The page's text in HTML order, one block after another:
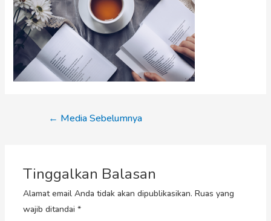
← Media Sebelumnya
Tinggalkan Balasan
Alamat email Anda tidak akan dipublikasikan. Ruas yang
wajib ditandai *